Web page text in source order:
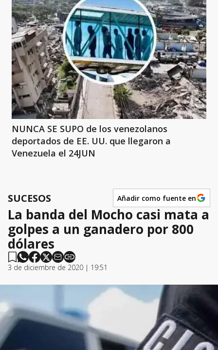
NUNCA SE SUPO de los venezolanos
deportados de EE. UU. que llegaron a
Venezuela el 24JUN
SUCESOS Añadir como fuente en
La banda del Mocho casi mata a
golpes a un ganadero por 800
dólares
3 de diciembre de 2020 | 19:51